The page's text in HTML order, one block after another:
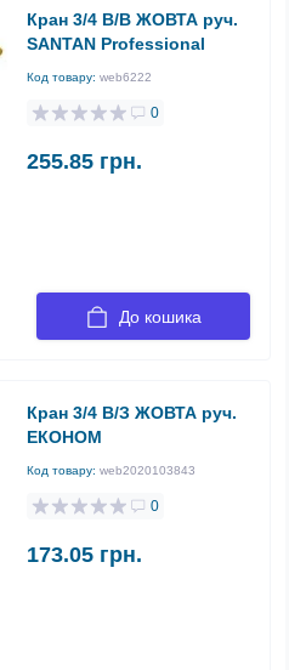
Кран 3/4 В/В ЖОВТА руч.
SANTAN Professional
Код товару: web6222
0
255.85 грн.
До кошика
Кран 3/4 В/З ЖОВТА руч.
ЕКОНОМ
Код товару: web2020103843
0
173.05 грн.